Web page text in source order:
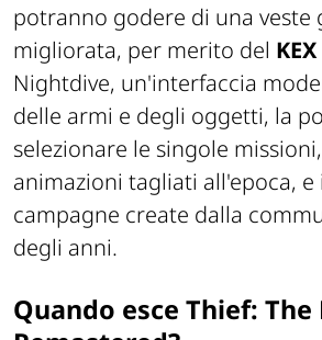
potranno godere di una veste
migliorata, per merito del
Nightdive, un'interfaccia
delle armi e degli oggetti, la
selezionare le singole
animazioni tagliati all'epoca,
campagne create dalla
degli anni.
Quando esce Thief: